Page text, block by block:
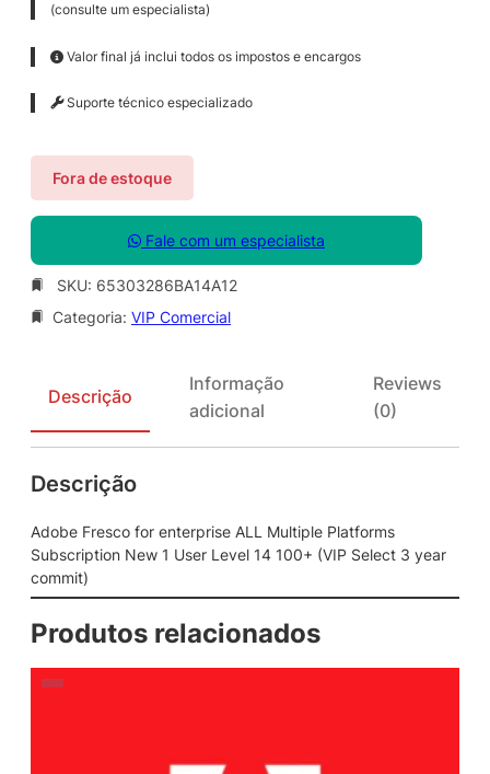
(consulte um especialista)
Valor final já inclui todos os impostos e encargos
Suporte técnico especializado
Fora de estoque
Fale com um especialista
SKU: 65303286BA14A12
Categoria: VIP Comercial
Descrição
Informação
adicional
Reviews
(0)
Descrição
Adobe Fresco for enterprise ALL Multiple Platforms
Subscription New 1 User Level 14 100+ (VIP Select 3 year
commit)
Produtos relacionados